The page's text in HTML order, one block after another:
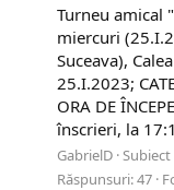
Turneu amical
miercuri
Suceava),
25.I.2023;
ORA DE
înscrieri, la
GabrielD Subiect
Răspunsuri: 47